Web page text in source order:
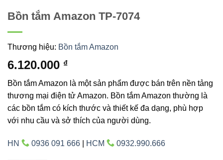
Bồn tắm Amazon TP-7074
Thương hiệu: Bồn tắm Amazon
6.120.000 ₫
Bồn tắm Amazon là một sản phẩm được bán trên nền tảng
thương mại điện tử Amazon. Bồn tắm Amazon thường là
các bồn tắm có kích thước và thiết kế đa dạng, phù hợp
với nhu cầu và sở thích của người dùng.
HN 0936 091 666 HCM 0932.990.666